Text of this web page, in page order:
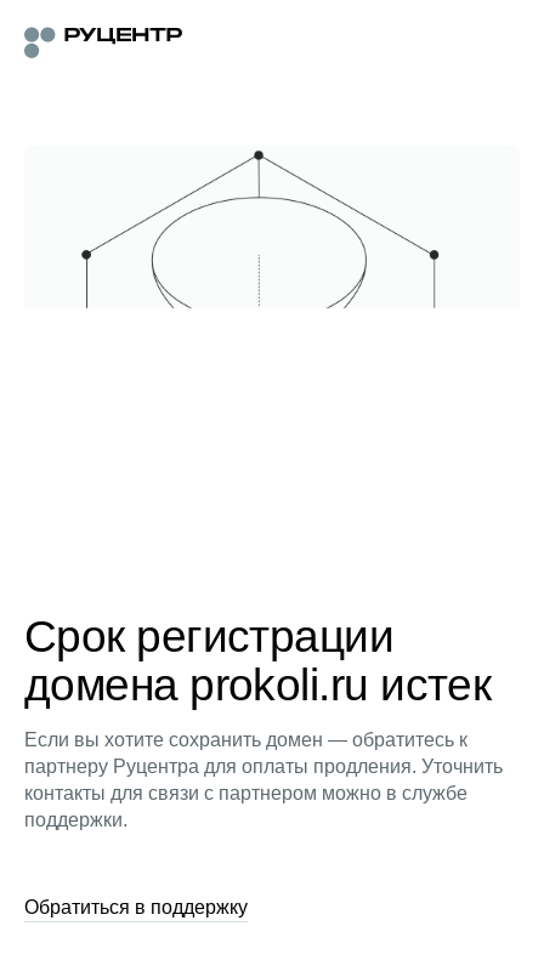
Срок регистрации
домена prokoli.ru истек
Если вы хотите сохранить домен — обратитесь к
партнеру Руцентра для оплаты продления. Уточнить
контакты для связи с партнером можно в службе
поддержки.
Обратиться в поддержку